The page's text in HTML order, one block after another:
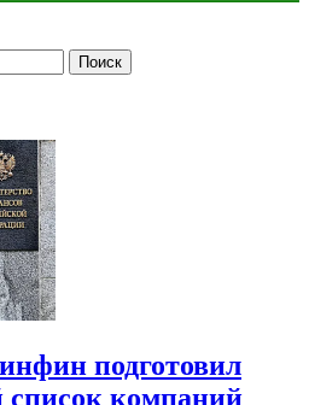
подготовил
список компаний